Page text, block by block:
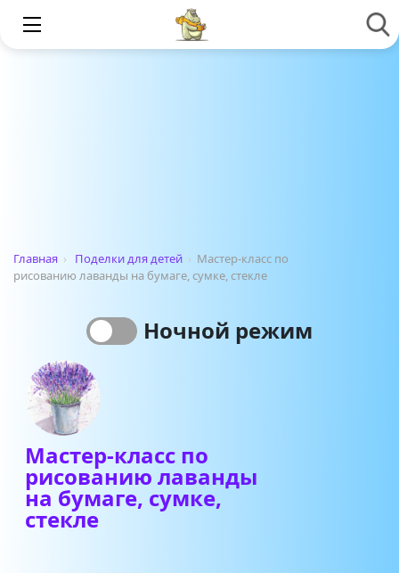
Главная › Поделки для детей › Мастер-класс по
рисованию лаванды на бумаге, сумке, стекле
Ночной режим
Мастер-класс по
рисованию лаванды
на бумаге, сумке,
стекле